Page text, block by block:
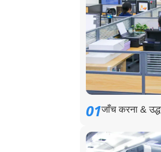
01जाँच करना &